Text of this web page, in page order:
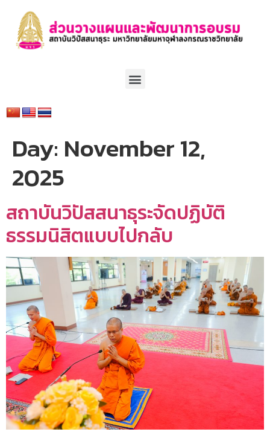
Day: November 12,
2025
สถาบันวิปัสสนาธุระจัดปฏิบัติ
ธรรมนิสิตแบบไปกลับ